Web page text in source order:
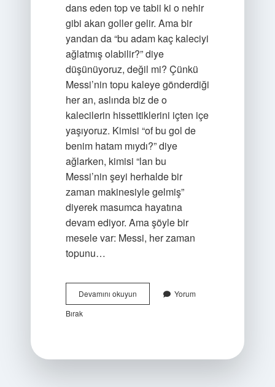
dans eden top ve tabii ki o nehir
gibi akan goller gelir. Ama bir
yandan da “bu adam kaç kaleciyi
ağlatmış olabilir?” diye
düşünüyoruz, değil mi? Çünkü
Messi’nin topu kaleye gönderdiği
her an, aslında biz de o
kalecilerin hissettiklerini içten içe
yaşıyoruz. Kimisi “of bu gol de
benim hatam mıydı?” diye
ağlarken, kimisi “lan bu
Messi’nin şeyi herhalde bir
zaman makinesiyle gelmiş”
diyerek masumca hayatına
devam ediyor. Ama şöyle bir
mesele var: Messi, her zaman
topunu…
Devamını okuyunMessi’nin
en
kimlerdir
Yorum
Bırak